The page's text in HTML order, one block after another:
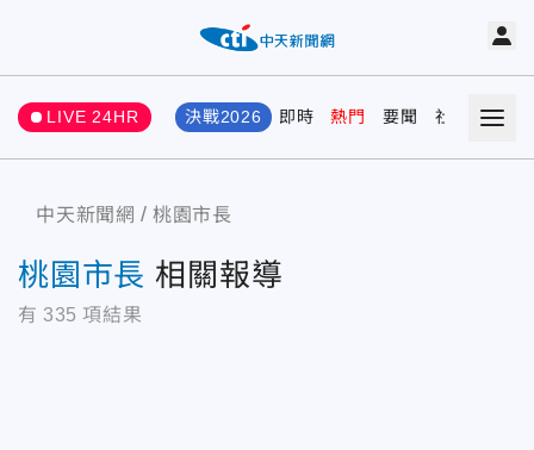
LIVE 24HR 決戰2026 即時 熱門 要聞 社會 娛樂
中天新聞網 桃園市長
桃園市長 相關報導
有 335 項結果